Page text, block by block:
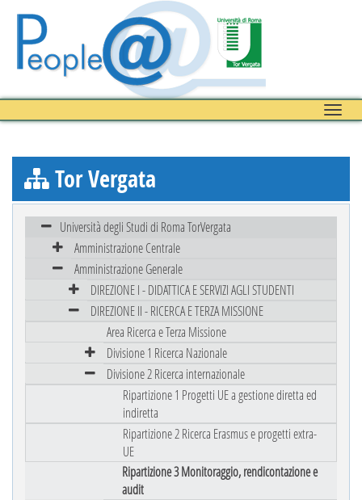
Toggle
Tor Vergata
Università degli Studi di Roma TorVergata
Amministrazione Centrale
Amministrazione Generale
DIREZIONE I - DIDATTICA E SERVIZI AGLI STUDENTI
DIREZIONE II - RICERCA E TERZA MISSIONE
Area Ricerca e Terza Missione
Divisione 1 Ricerca Nazionale
Divisione 2 Ricerca internazionale
Ripartizione 1 Progetti UE a gestione diretta ed
indiretta
Ripartizione 2 Ricerca Erasmus e progetti extra-
UE
Ripartizione 3 Monitoraggio, rendicontazione e
audit